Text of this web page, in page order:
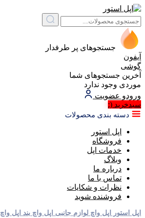
جستجوهای پر طرفدار
آیفون
گوشی
آخرین جستجوهای شما
موردی وجود ندارد
ورودو عضویت
سبد‌خرید (:
دسته بندی محصولات
اپل استور
فروشگاه
خدمات اپل
وبلاگ
درباره ما
تماس با ما
نظرات و شکایات
فروشنده شوید
اپل استور اپل واچ لوازم جانبی اپل واچ بند اپل واچ